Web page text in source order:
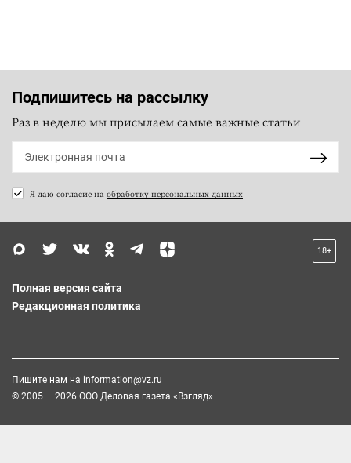
Подпишитесь на рассылку
Раз в неделю мы присылаем самые важные статьи
Я даю согласие на обработку персональных данных
18+
Полная версия сайта
Редакционная политика
Пишите нам на information@vz.ru
© 2005 — 2026 ООО Деловая газета «Взгляд»